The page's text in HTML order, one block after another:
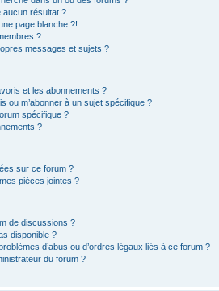
aucun résultat ?
page blanche ?!
?
messages et sujets ?
et les abonnements ?
ou m’abonner à un sujet spécifique ?
spécifique ?
?
sur ce forum ?
pièces jointes ?
de discussions ?
disponible ?
d’abus ou d’ordres légaux liés à ce forum ?
du forum ?